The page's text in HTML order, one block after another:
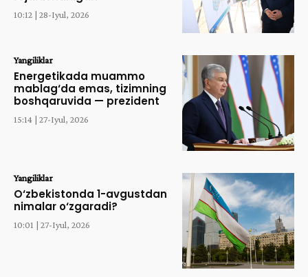
10:12 | 28-Iyul, 2026
Yangiliklar
Energetikada muammo
mablag‘da emas, tizimning
boshqaruvida — prezident
15:14 | 27-Iyul, 2026
Yangiliklar
O‘zbekistonda 1-avgustdan
nimalar o‘zgaradi?
10:01 | 27-Iyul, 2026